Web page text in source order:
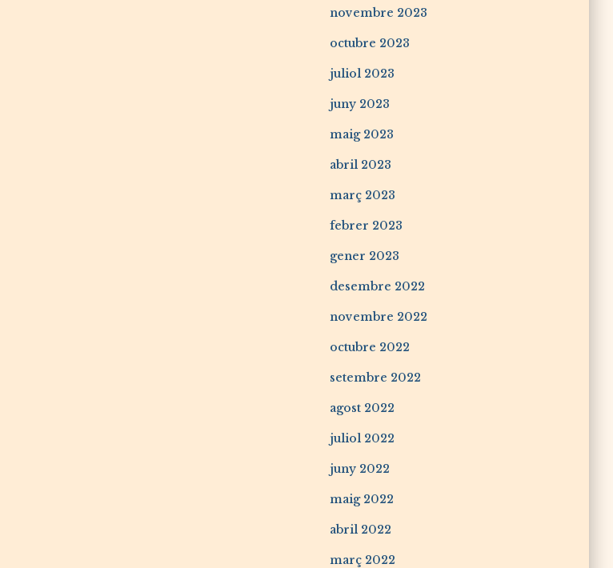
novembre 2023
octubre 2023
juliol 2023
juny 2023
maig 2023
abril 2023
març 2023
febrer 2023
gener 2023
desembre 2022
novembre 2022
octubre 2022
setembre 2022
agost 2022
juliol 2022
juny 2022
maig 2022
abril 2022
març 2022